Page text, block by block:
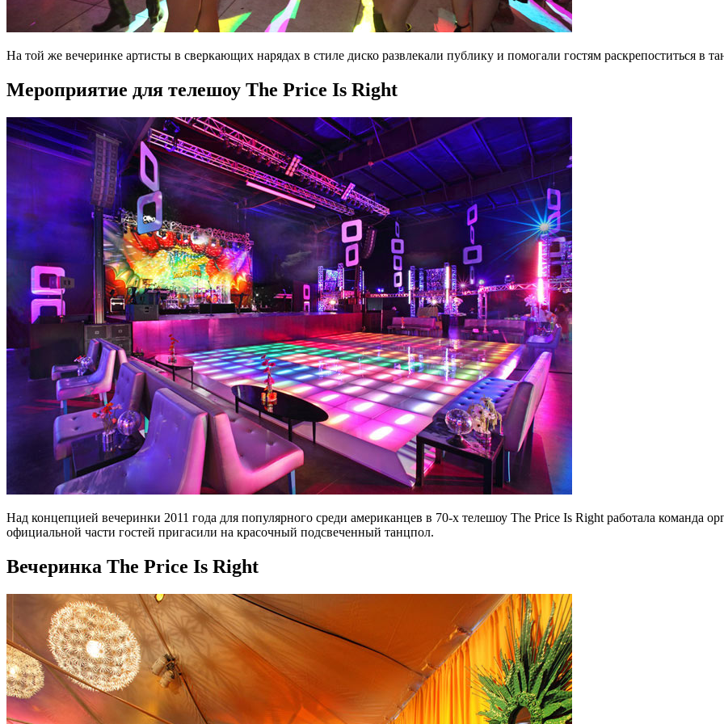
На той же вечеринке артисты в сверкающих нарядах в стиле диско развлекали публику и помогали гостям раскрепоститься в
Мероприятие для телешоу The Price Is Right
Над концепцией вечеринки 2011 года для популярного среди американцев в 70-х телешоу The Price Is Right работала команда
официальной части гостей пригасили на красочный подсвеченный танцпол.
Вечеринка The Price Is Right